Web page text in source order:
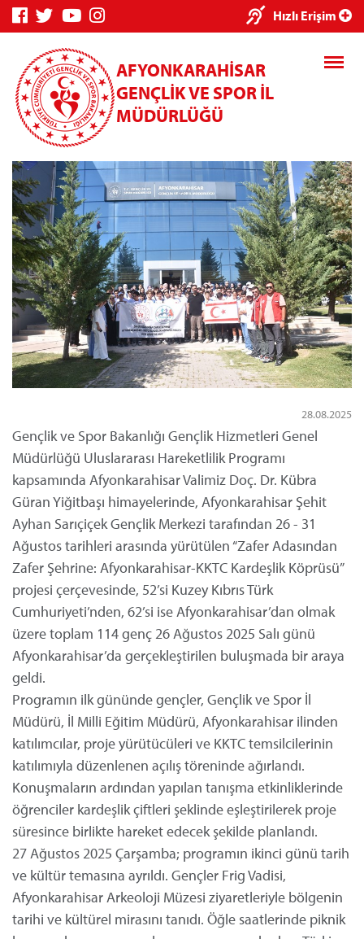
Hızlı Erişim
AFYONKARAHİSAR
GENÇLİK VE SPOR İL
MÜDÜRLÜĞÜ
28.08.2025
Gençlik ve Spor Bakanlığı Gençlik Hizmetleri Genel
Müdürlüğü Uluslararası Hareketlilik Programı
kapsamında Afyonkarahisar Valimiz Doç. Dr. Kübra
Güran Yiğitbaşı himayelerinde, Afyonkarahisar Şehit
Ayhan Sarıçiçek Gençlik Merkezi tarafından 26 - 31
Ağustos tarihleri arasında yürütülen “Zafer Adasından
Zafer Şehrine: Afyonkarahisar-KKTC Kardeşlik Köprüsü”
projesi çerçevesinde, 52’si Kuzey Kıbrıs Türk
Cumhuriyeti’nden, 62’si ise Afyonkarahisar’dan olmak
üzere toplam 114 genç 26 Ağustos 2025 Salı günü
Afyonkarahisar’da gerçekleştirilen buluşmada bir araya
geldi.
Programın ilk gününde gençler, Gençlik ve Spor İl
Müdürü, İl Milli Eğitim Müdürü, Afyonkarahisar ilinden
katılımcılar, proje yürütücüleri ve KKTC temsilcilerinin
katılımıyla düzenlenen açılış töreninde ağırlandı.
Konuşmaların ardından yapılan tanışma etkinliklerinde
öğrenciler kardeşlik çiftleri şeklinde eşleştirilerek proje
süresince birlikte hareket edecek şekilde planlandı.
27 Ağustos 2025 Çarşamba; programın ikinci günü tarih
ve kültür temasına ayrıldı. Gençler Frig Vadisi,
Afyonkarahisar Arkeoloji Müzesi ziyaretleriyle bölgenin
tarihi ve kültürel mirasını tanıdı. Öğle saatlerinde piknik
×
Genç Bilgi
Sistemi
Spor Bilgi
Sistemi
Kredi/Yurt
İşlemleri
Kredi/Yurt E-
Ödeme